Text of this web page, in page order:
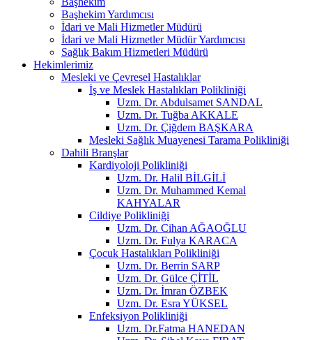
Başhekim Yardımcısı
İdari ve Mali Hizmetler Müdürü
İdari ve Mali Hizmetler Müdür Yardımcısı
Sağlık Bakım Hizmetleri Müdürü
Hekimlerimiz
Mesleki ve Çevresel Hastalıklar
İş ve Meslek Hastalıkları Polikliniği
Uzm. Dr. Abdulsamet SANDAL
Uzm. Dr. Tuğba AKKALE
Uzm. Dr. Çiğdem BAŞKARA
Mesleki Sağlık Muayenesi Tarama Polikliniği
Dahili Branşlar
Kardiyoloji Polikliniği
Uzm. Dr. Halil BİLGİLİ
Uzm. Dr. Muhammed Kemal
KAHYALAR
Cildiye Polikliniği
Uzm. Dr. Cihan AĞAOĞLU
Uzm. Dr. Fulya KARACA
Çocuk Hastalıkları Polikliniği
Uzm. Dr. Berrin SARP
Uzm. Dr. Gülce ÇİTİL
Uzm. Dr. İmran ÖZBEK
Uzm. Dr. Esra YÜKSEL
Enfeksiyon Polikliniği
Uzm. Dr.Fatma HANEDAN